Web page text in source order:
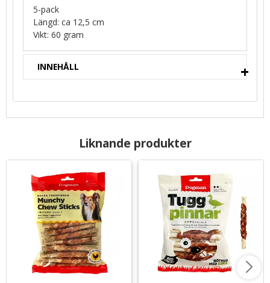
5-pack
Längd: ca 12,5 cm
Vikt: 60 gram
INNEHÅLL
Liknande produkter